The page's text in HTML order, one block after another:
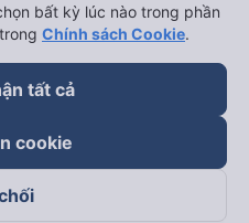
bất kỳ lúc nào trong phần
Chính sách Cookie.
tất cả
cookie